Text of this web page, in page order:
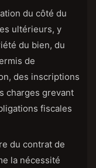
du côté du
ultérieurs, y
du bien, du
de
des inscriptions
charges grevant
fiscales
du contrat de
la nécessité